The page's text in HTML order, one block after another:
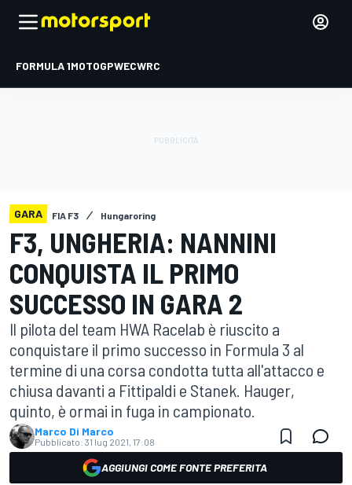
FORMULA 1MOTOGPWECWRC
GARA FIA F3 Hungaroring
F3, UNGHERIA: NANNINI
CONQUISTA IL PRIMO
SUCCESSO IN GARA 2
Il pilota del team HWA Racelab è riuscito a
conquistare il primo successo in Formula 3 al
termine di una corsa condotta tutta all'attacco e
chiusa davanti a Fittipaldi e Stanek. Hauger,
quinto, è ormai in fuga in campionato.
Marco Di Marco
Pubblicato: 31 lug 2021, 17:08
AGGIUNGI COME FONTE PREFERITA